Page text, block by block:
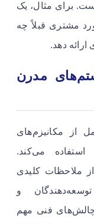
برای مثال، یک
مشتری قبلاً چه
دهد.
مدرن
از مکانیزم‌های
می‌کند.
ملاحظات کلیدی
و
چالش‌های فنی مهم